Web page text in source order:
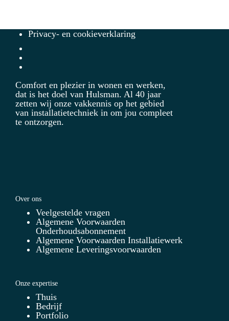
Privacy- en cookieverklaring
Comfort en plezier in wonen en werken,
dat is het doel van Hulsman. Al 40 jaar
zetten wij onze vakkennis op het gebied
van installatietechniek in om jou compleet
te ontzorgen.
Over ons
Veelgestelde vragen
Algemene Voorwaarden
Onderhoudsabonnement
Algemene Voorwaarden Installatiewerk
Algemene Leveringsvoorwaarden
Onze expertise
Thuis
Bedrijf
Portfolio